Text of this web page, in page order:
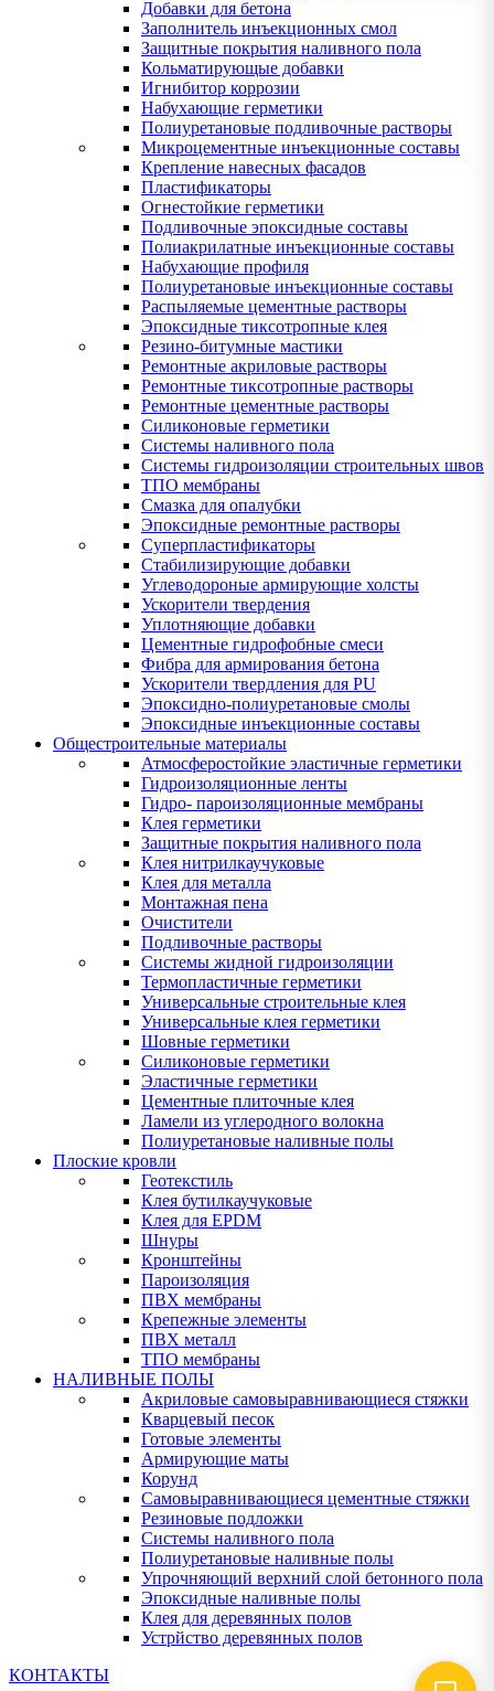
Добавки для бетона
Заполнитель инъекционных смол
Защитные покрытия наливного пола
Кольматирующые добавки
Игнибитор коррозии
Набухающие герметики
Полиуретановые подливочные растворы
Микроцементные инъекционные составы
Крепление навесных фасадов
Пластификаторы
Огнестойкие герметики
Подливочные эпоксидные составы
Полиакрилатные инъекционные составы
Набухающие профиля
Полиуретановые инъекционные составы
Распыляемые цементные растворы
Эпоксидные тиксотропные клея
Резино-битумные мастики
Ремонтные акриловые растворы
Ремонтные тиксотропные растворы
Ремонтные цементные растворы
Силиконовые герметики
Системы наливного пола
Системы гидроизоляции строительных швов
ТПО мембраны
Смазка для опалубки
Эпоксидные ремонтные растворы
Суперпластификаторы
Стабилизирующие добавки
Углеводороные армирующие холсты
Ускорители твердения
Уплотняющие добавки
Цементные гидрофобные смеси
Фибра для армирования бетона
Ускорители твердления для PU
Эпоксидно-полиуретановые смолы
Эпоксидные инъекционные составы
Общестроительные материалы
Атмосферостойкие эластичные герметики
Гидроизоляционные ленты
Гидро- пароизоляционные мембраны
Клея герметики
Защитные покрытия наливного пола
Клея нитрилкаучуковые
Клея для металла
Монтажная пена
Очистители
Подливочные растворы
Системы жидной гидроизоляции
Термопластичные герметики
Универсальные строительные клея
Универсальные клея герметики
Шовные герметики
Силиконовые герметики
Эластичные герметики
Цементные плиточные клея
Ламели из углеродного волокна
Полиуретановые наливные полы
Плоские кровли
Геотекстиль
Клея бутилкаучуковые
Клея для EPDM
Шнуры
Кронштейны
Пароизоляция
ПВХ мембраны
Крепежные элементы
ПВХ металл
ТПО мембраны
НАЛИВНЫЕ ПОЛЫ
Акриловые самовыравнивающиеся стяжки
Кварцевый песок
Готовые элементы
Армирующие маты
Корунд
Самовыравнивающиеся цементные стяжки
Резиновые подложки
Системы наливного пола
Полиуретановые наливные полы
Упрочняющий верхний слой бетонного пола
Эпоксидные наливные полы
Клея для деревянных полов
Устрйство деревянных полов
КОНТАКТЫ